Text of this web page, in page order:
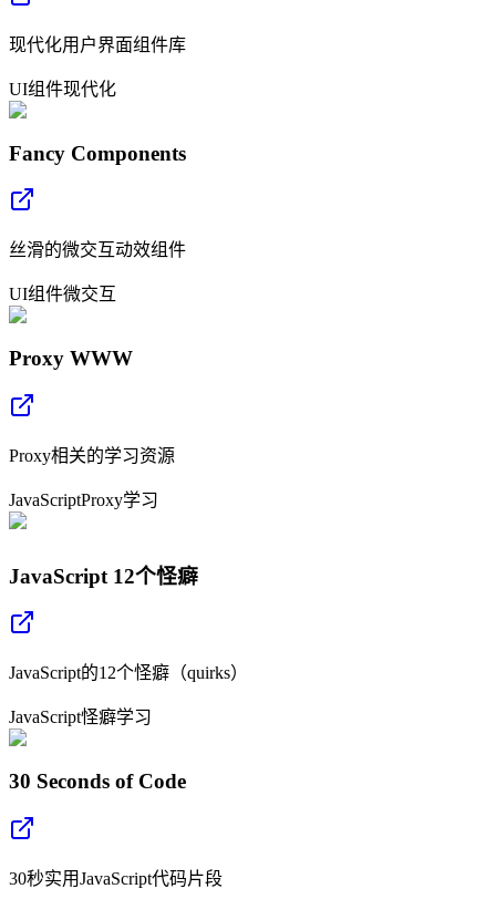
现代化用户界面组件库
UI组件现代化
Fancy Components
丝滑的微交互动效组件
UI组件微交互
Proxy WWW
Proxy相关的学习资源
JavaScriptProxy学习
JavaScript 12个怪癖
JavaScript的12个怪癖（quirks）
JavaScript怪癖学习
30 Seconds of Code
30秒实用JavaScript代码片段